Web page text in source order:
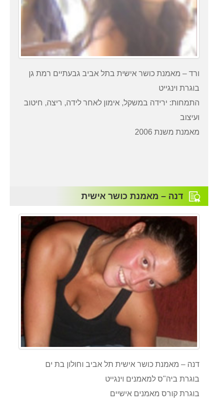
ורד – מאמנת כושר אישית בתל אביב גבעתיים רמת גן
בוגרת וינגייט
התמחות: ירידה במשקל, אימון לאחר לידה, ריצה, חיטוב
ועיצוב
מאמנת משנת 2006
דנה – מאמנת כושר אישית
דנה – מאמנת כושר אישית תל אביב וחולון בת ים
בוגרת ביה"ס למאמנים וינגייט
בוגרת קורס מאמנים אישיים